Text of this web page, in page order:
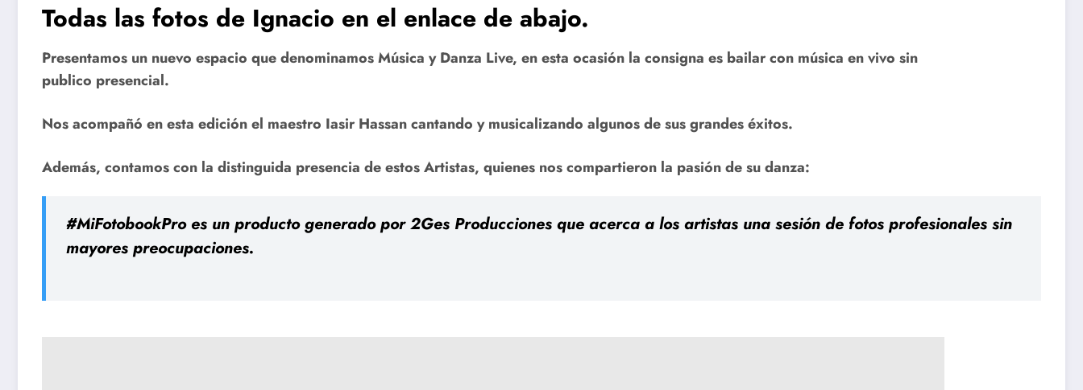
Todas las fotos de Ignacio en el enlace de abajo.
Presentamos un nuevo espacio que denominamos Música y Danza Live, en esta ocasión la consigna es bailar con música en vivo sin
publico presencial.
Nos acompañó en esta edición el maestro Iasir Hassan cantando y musicalizando algunos de sus grandes éxitos.
Además, contamos con la distinguida presencia de estos Artistas, quienes nos compartieron la pasión de su danza:
#MiFotobookPro es un producto generado por 2Ges Producciones que acerca a los artistas una sesión de fotos profesionales sin
mayores preocupaciones.